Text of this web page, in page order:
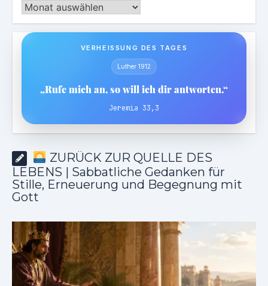
Archiv
VERHEISSUNG DES TAGES
Luther 1912
„Rufe mich an, so will ich dir antworten.“
Jeremia 33,3
ZURÜCK ZUR QUELLE DES
LEBENS | Sabbatliche Gedanken für
Stille, Erneuerung und Begegnung mit
Gott